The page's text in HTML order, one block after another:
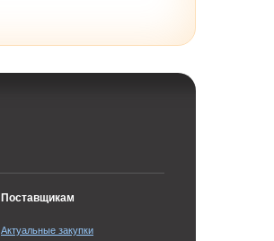
Поставщикам
Актуальные закупки